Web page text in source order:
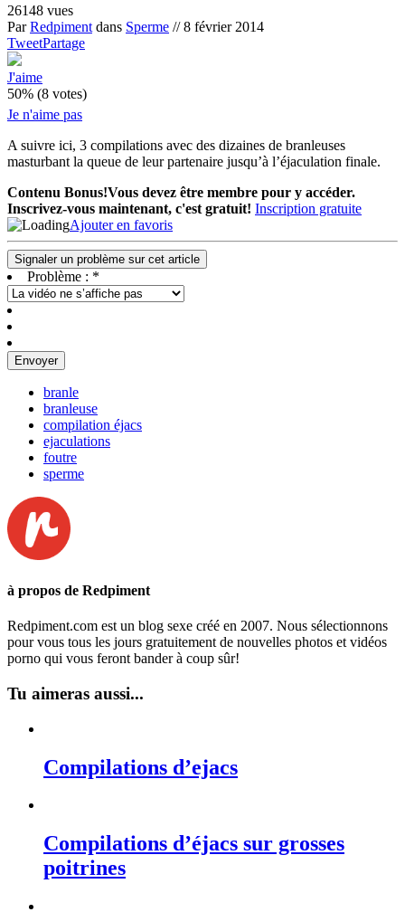
26148 vues
ParRedpiment dans Sperme //8 février 2014
TweetPartage
J'aime
50% (8 votes)
Je n'aime pas
A suivre ici, 3 compilations avec des dizaines de branleuses
masturbant la queue de leur partenaire jusqu’à l’éjaculation finale.
Contenu Bonus!Vous devez être membre pour y accéder.
Inscrivez-vous maintenant, c'est gratuit! Inscription gratuite
Ajouter en favoris
Signaler un problème sur cet article
Problème : *
Envoyer
branle
branleuse
compilation éjacs
ejaculations
foutre
sperme
à propos de Redpiment
Redpiment.com est un blog sexe créé en 2007. Nous sélectionnons
pour vous tous les jours gratuitement de nouvelles photos et vidéos
porno qui vous feront bander à coup sûr!
Tu aimeras aussi...
Compilations d’ejacs
Compilations d’éjacs sur grosses
poitrines